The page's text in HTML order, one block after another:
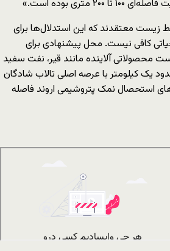
متری بوده است.»
زیست معتقدند که این استدلال‌ها برای
کافی نیست. محل پیشنهادی برای
محصولاتی آلاینده مانند قیر، نفت سفید
یک کیلومتر با عرصه اصلی تالاب شادگان
حوضچه‌های استحصال نمک پتروشیمی اروند فاصله